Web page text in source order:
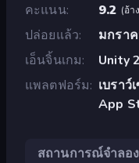
คะแนน
9.2 (อ้า
ปล่อยแล้ว
มกรา
เอ็นจิ้นเกม
Unity
แพลตฟอร์ม
เบราว์
App
สถานการณ์จำลอง